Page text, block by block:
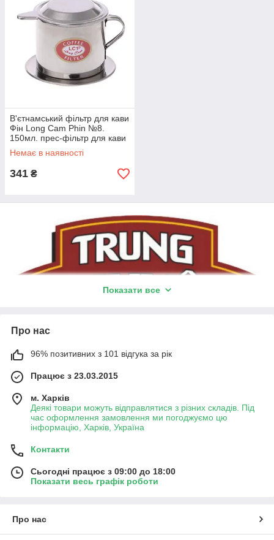
В'єтнамський фільтр для кави
Фін Long Cam Phin №8.
150мл. прес-фільтр для кави
"в'єтнамською"
Немає в наявності
341 ₴
Компанія Trung Nguyen (Чунг Нгуєн) була заснована в 1996
році і на сьогоднішній день є самим відомим кавовим
брендом у В'єтнамі, а також найбільшим експортером
натуральної кави в провідні світові держави, включаючи
різноманітний: мелена кава серії «Креатив» (Sang Tao),
зернова кава Спеціаліст і Інноватор, велика лінійка розчинної
кави. Компанія Trung Nguyen має власну мережу, що
власника Trung Nguyen на Dang Le Nguyen Vu, оборот
компанії повинен вирости з $200 млн. до $1 млрд. до 2015
Показати все
Про нас
96% позитивних з 101 відгука за рік
Працює з 23.03.2015
м. Харків
Деякі товари можуть відправлятися з різних складів. Під
час оформлення замовлення ми погоджуємо цю
інформацію, Харків, Україна
Контакти
Сьогодні працює з 09:00 до 18:00
Показати весь графік роботи
Про нас